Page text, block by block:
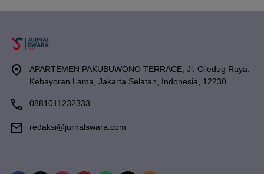
APARTEMEN PAKUBUWONO TERRACE, Jl. Ciledug Raya,
Kebayoran Lama, Jakarta Selatan, Indonesia, 12230
0881011232333
redaksi@jurnalswara.com